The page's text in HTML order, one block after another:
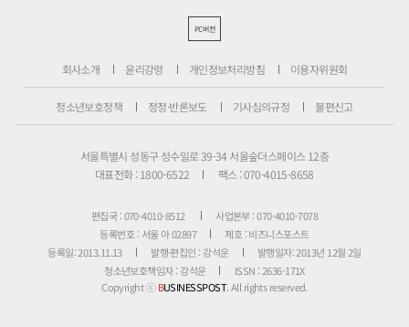
PC버전
회사소개 윤리강령 개인정보처리방침 이용자위원회
청소년보호정책 정정·반론보도 기사심의규정 불편신고
서울특별시 성동구 성수일로 39-34 서울숲더스페이스 12층
대표전화 : 1800-6522
팩스 : 070-4015-8658
편집국 : 070-4010-8512
사업본부 : 070-4010-7078
등록번호 : 서울 아 02897
제호 : 비즈니스포스트
등록일: 2013.11.13
발행·편집인 : 강석운
발행일자: 2013년 12월 2일
청소년보호책임자 : 강석운
ISSN : 2636-171X
Copyright ⓒBUSINESSPOST. All rights reserved.